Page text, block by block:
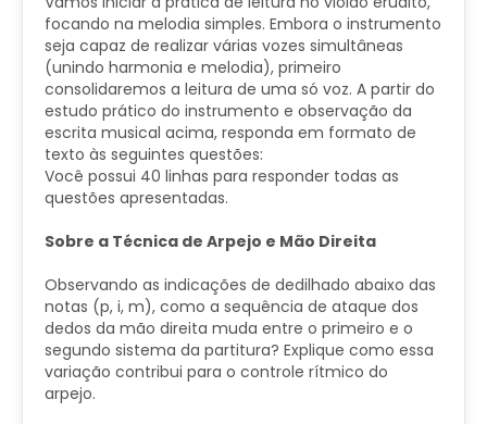
focando na melodia simples. Embora o instrumento
seja capaz de realizar várias vozes simultâneas
(unindo harmonia e melodia), primeiro
consolidaremos a leitura de uma só voz. A partir do
estudo prático do instrumento e observação da
escrita musical acima, responda em formato de
texto às seguintes questões:
Você possui 40 linhas para responder todas as
questões apresentadas.
Sobre a Técnica de Arpejo e Mão Direita
Observando as indicações de dedilhado abaixo das
notas (p, i, m), como a sequência de ataque dos
dedos da mão direita muda entre o primeiro e o
segundo sistema da partitura? Explique como essa
variação contribui para o controle rítmico do
arpejo.